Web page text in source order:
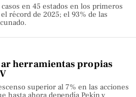
en 45 estados en los primeros
récord de 2025; el 93% de las
herramientas propias
superior al 7% en las acciones